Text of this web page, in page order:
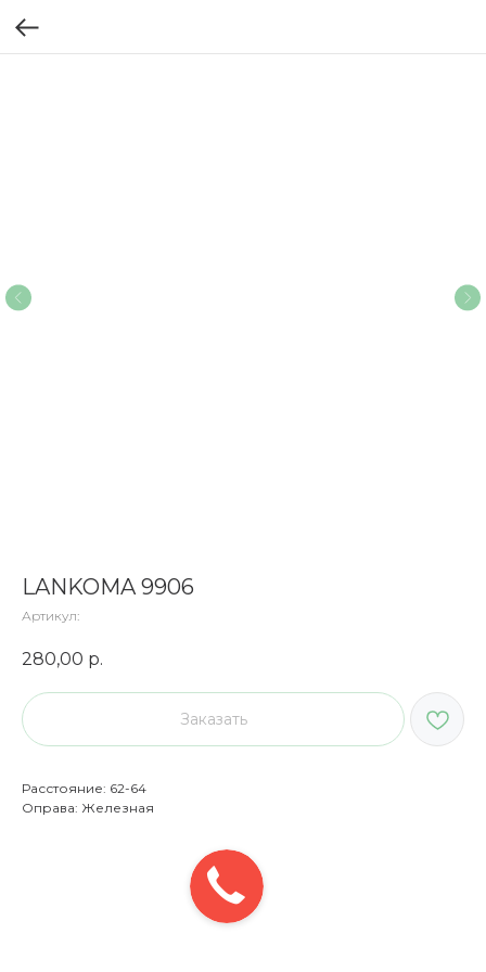
LANKOMA 9906
Артикул:
280,00 р.
Заказать
Расстояние: 62-64
Оправа: Железная